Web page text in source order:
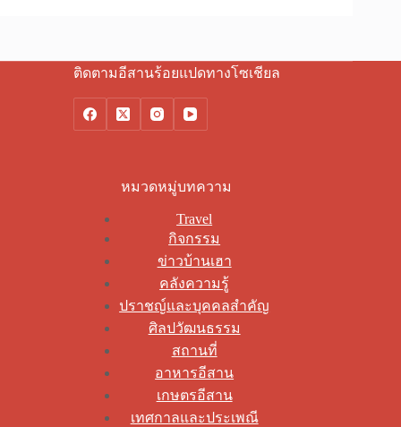
ติดตามอีสานร้อยแปดทางโซเชียล
หมวดหมู่บทความ
Travel
กิจกรรม
ข่าวบ้านเฮา
คลังความรู้
ปราชญ์และบุคคลสำคัญ
ศิลปวัฒนธรรม
สถานที่
อาหารอีสาน
เกษตรอีสาน
เทศกาลและประเพณี